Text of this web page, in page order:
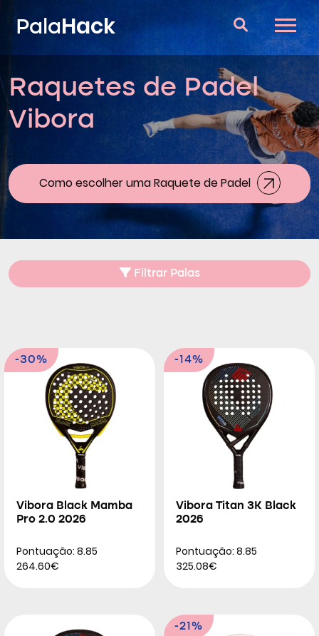
PalaHack
Raquetes de Padel
Perguntas e respostas
Comparador
Blog
Raquetes de Padel
Vibora
Como escolher uma Raquete de Padel
Filtrar Palas
-30%
Vibora Black Mamba
Pro 2.0 2026
Pontuação: 8.85
264.60€
-14%
Vibora Titan 3K Black
2026
Pontuação: 8.85
325.08€
-21%